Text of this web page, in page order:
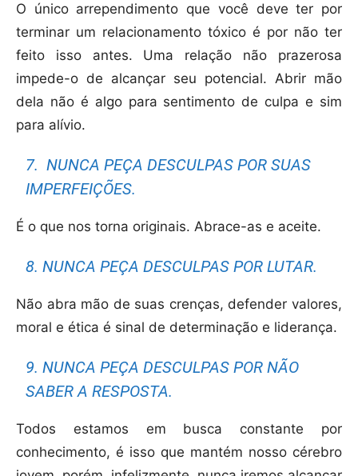
O único arrependimento que você deve ter por
terminar um relacionamento tóxico é por não ter
feito isso antes. Uma relação não prazerosa
impede-o de alcançar seu potencial. Abrir mão
dela não é algo para sentimento de culpa e sim
para alívio.
7. NUNCA PEÇA DESCULPAS POR SUAS
IMPERFEIÇÕES.
É o que nos torna originais. Abrace-as e aceite.
8. NUNCA PEÇA DESCULPAS POR LUTAR.
Não abra mão de suas crenças, defender valores,
moral e ética é sinal de determinação e liderança.
9. NUNCA PEÇA DESCULPAS POR NÃO
SABER A RESPOSTA.
Todos estamos em busca constante por
conhecimento, é isso que mantém nosso cérebro